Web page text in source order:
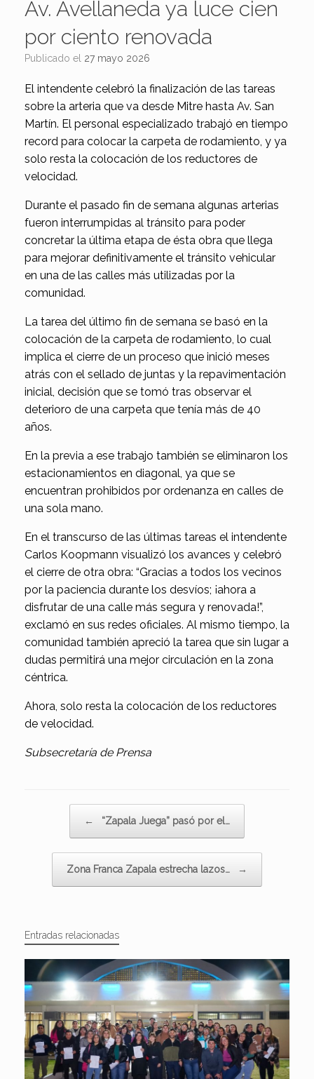
Av. Avellaneda ya luce cien
por ciento renovada
Publicado el 27 mayo 2026
El intendente celebró la finalización de las tareas
sobre la arteria que va desde Mitre hasta Av. San
Martín. El personal especializado trabajó en tiempo
record para colocar la carpeta de rodamiento, y ya
solo resta la colocación de los reductores de
velocidad.
Durante el pasado fin de semana algunas arterias
fueron interrumpidas al tránsito para poder
concretar la última etapa de ésta obra que llega
para mejorar definitivamente el tránsito vehicular
en una de las calles más utilizadas por la
comunidad.
La tarea del último fin de semana se basó en la
colocación de la carpeta de rodamiento, lo cual
implica el cierre de un proceso que inició meses
atrás con el sellado de juntas y la repavimentación
inicial, decisión que se tomó tras observar el
deterioro de una carpeta que tenía más de 40
años.
En la previa a ese trabajo también se eliminaron los
estacionamientos en diagonal, ya que se
encuentran prohibidos por ordenanza en calles de
una sola mano.
En el transcurso de las últimas tareas el intendente
Carlos Koopmann visualizó los avances y celebró
el cierre de otra obra: “Gracias a todos los vecinos
por la paciencia durante los desvíos; ¡ahora a
disfrutar de una calle más segura y renovada!”,
exclamó en sus redes oficiales. Al mismo tiempo, la
comunidad también apreció la tarea que sin lugar a
dudas permitirá una mejor circulación en la zona
céntrica.
Ahora, solo resta la colocación de los reductores
de velocidad.
Subsecretaría de Prensa
← “Zapala Juega” pasó por el…
Zona Franca Zapala estrecha lazos… →
Entradas relacionadas